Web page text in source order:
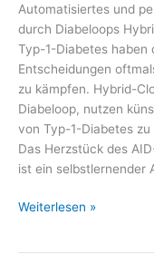
Automatisiertes und
durch Diabeloops
Typ-1-Diabetes haben
Entscheidungen
zu kämpfen. Hybrid-
Diabeloop, nutzen
von Typ-1-Diabetes
Das Herzstück des
ist ein selbstlernender
Automatisiertes
Weiterlesen »